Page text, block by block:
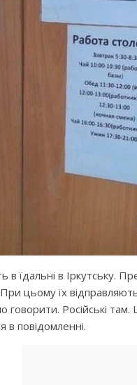
в їдальні в Іркутську.
цьому їх
Російські
в повідомленні.